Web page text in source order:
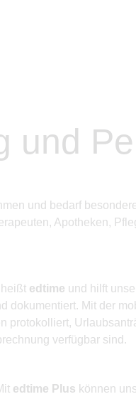
und
und bedarf
Apotheken,
heißt edtime und hilft
Mit der
verfügbar sind.
edtime Plus können